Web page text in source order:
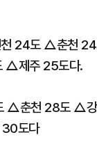
천 24도 △춘천
제주 25도다.
△춘천 28도
도다